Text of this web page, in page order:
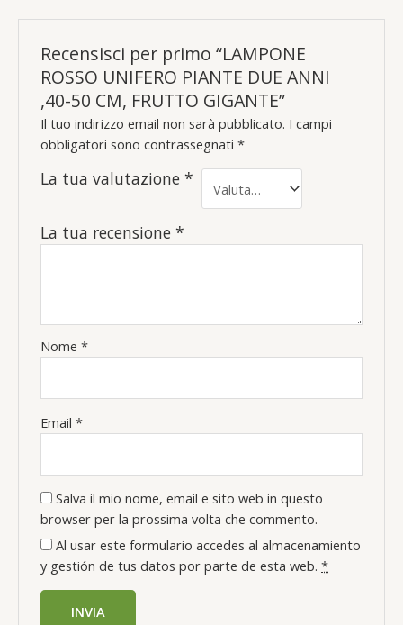
Recensisci per primo “LAMPONE
ROSSO UNIFERO PIANTE DUE ANNI
,40-50 CM, FRUTTO GIGANTE”
Il tuo indirizzo email non sarà pubblicato. I campi
obbligatori sono contrassegnati*
La tua valutazione*
La tua recensione*
Nome*
Email*
Salva il mio nome, email e sito web in questo
browser per la prossima volta che commento.
Al usar este formulario accedes al almacenamiento
y gestión de tus datos por parte de esta web.*